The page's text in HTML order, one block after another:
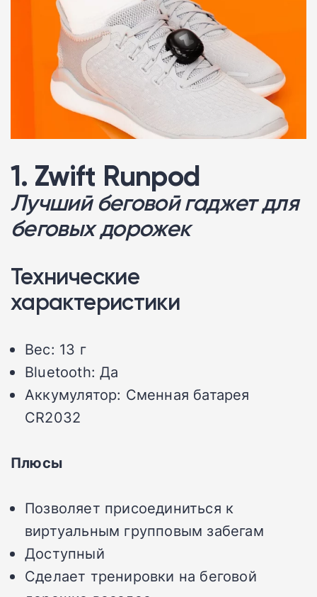
1. Zwift Runpod
Лучший беговой гаджет для
беговых дорожек
Технические
характеристики
Вес: 13 г
Bluetooth: Да
Аккумулятор: Сменная батарея
CR2032
Плюсы
Позволяет присоединиться к
виртуальным групповым забегам
Доступный
Сделает тренировки на беговой